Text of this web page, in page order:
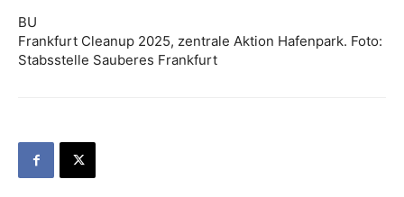
BU
Frankfurt Cleanup 2025, zentrale Aktion Hafenpark. Foto:
Stabsstelle Sauberes Frankfurt